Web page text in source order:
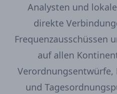
Analysten und
direkte
Frequenzausschüssen
auf allen
und